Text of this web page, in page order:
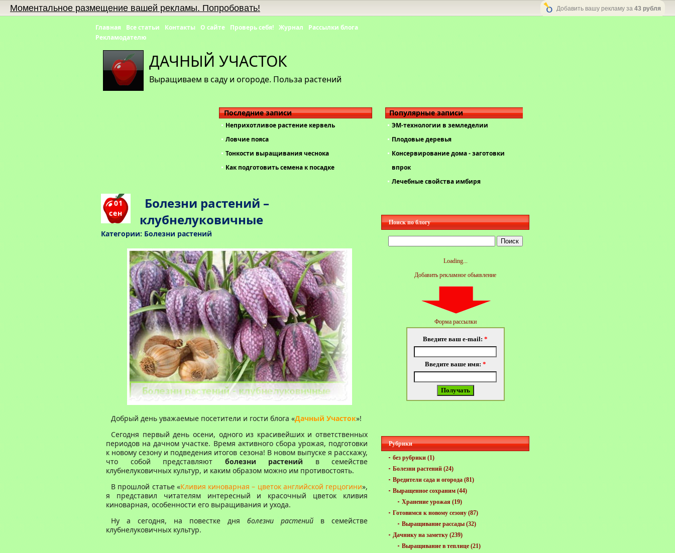
ДАЧНЫЙ УЧАСТОК
Выращиваем в саду и огороде. Польза растений
Главная Все статьи Контакты О сайте Проверь себя! Журнал
Рассылки блога
Рекламодателю
Последние записи
Неприхотливое растение кервель
Ловчие пояса
Тонкости выращивания чеснока
Как подготовить семена к посадке
Популярные записи
ЭМ-технологии в земледелии
Плодовые деревья
Консервирование дома - заготовки
впрок
Лечебные свойства имбиря
01
сен
Болезни растений –
клубнелуковичные
Категории: Болезни растений
Добрый день уважаемые посетители и гости блога «Дачный Участок»!
Сегодня первый день осени, одного из красивейших и ответственных
периодов на дачном участке. Время активного сбора урожая, подготовки
к новому сезону и подведения итогов сезона! В новом выпуске я расскажу,
что собой представляют болезни растений в семействе
клубнелуковичных культур, и каким образом можно им противостоять.
В прошлой статье «Кливия киноварная – цветок английской герцогини»,
я представил читателям интересный и красочный цветок кливия
киноварная, особенности его выращивания и ухода.
Ну а сегодня, на повестке дня болезни растений в семействе
клубнелуковичных культур.
Поиск по блогу
Loading...
Добавить рекламное обьявление
Форма рассылки
Введите ваш e-mail: *
Введите ваше имя: *
Рубрики
без рубрики (1)
Болезни растений (24)
Вредители сада и огорода (81)
Выращенное сохраним (44)
Хранение урожая (19)
Готовимся к новому сезону (87)
Выращивание рассады (32)
Дачнику на заметку (239)
Выращивание в теплице (21)
Моментальное размещение вашей рекламы. Попробовать! Добавить вашу рекламу за 43 рубля